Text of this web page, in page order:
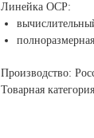
Линейка OCP:
Производство:
Товарная